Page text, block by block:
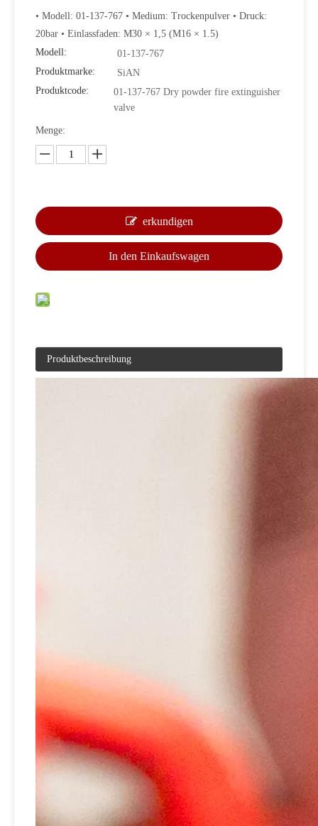
• Modell: 01-137-767 • Medium: Trockenpulver • Druck:
20bar • Einlassfaden: M30 × 1,5 (M16 × 1.5)
Modell:
01-137-767
Produktmarke:
SiAN
Produktcode:
01-137-767 Dry powder fire extinguisher
valve
Menge:
erkundigen
In den Einkaufswagen
Produktbeschreibung